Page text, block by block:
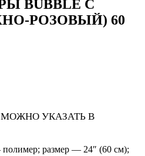
BUBBLE С
РОЗОВЫЙ) 60
УКАЗАТЬ В
размер — 24″ (60 см);